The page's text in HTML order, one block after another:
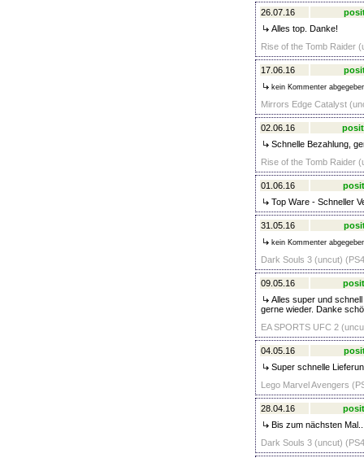
26.07.16
Alles top. Danke!
Rise of the Tomb Raider
17.06.16
kein Kommenter
Mirrors Edge Catalyst
02.06.16
Schnelle Bezahlung,
Rise of the Tomb Raider
01.06.16
Top Ware - Schneller
31.05.16
kein Kommenter
Dark Souls 3 (uncut)
09.05.16
Alles super und
gerne wieder. Danke
EA SPORTS UFC 2
04.05.16
Super schnelle
Lego Marvel Avengers
28.04.16
Bis zum nächsten
Dark Souls 3 (uncut)